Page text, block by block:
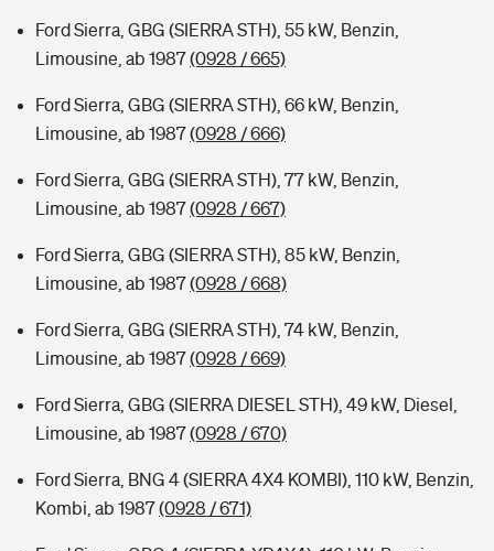
Ford Sierra, GBG (SIERRA STH), 55 kW, Benzin,
Limousine, ab 1987(0928 / 665)
Ford Sierra, GBG (SIERRA STH), 66 kW, Benzin,
Limousine, ab 1987(0928 / 666)
Ford Sierra, GBG (SIERRA STH), 77 kW, Benzin,
Limousine, ab 1987(0928 / 667)
Ford Sierra, GBG (SIERRA STH), 85 kW, Benzin,
Limousine, ab 1987(0928 / 668)
Ford Sierra, GBG (SIERRA STH), 74 kW, Benzin,
Limousine, ab 1987(0928 / 669)
Ford Sierra, GBG (SIERRA DIESEL STH), 49 kW, Diesel,
Limousine, ab 1987(0928 / 670)
Ford Sierra, BNG 4 (SIERRA 4X4 KOMBI), 110 kW, Benzin,
Kombi, ab 1987(0928 / 671)